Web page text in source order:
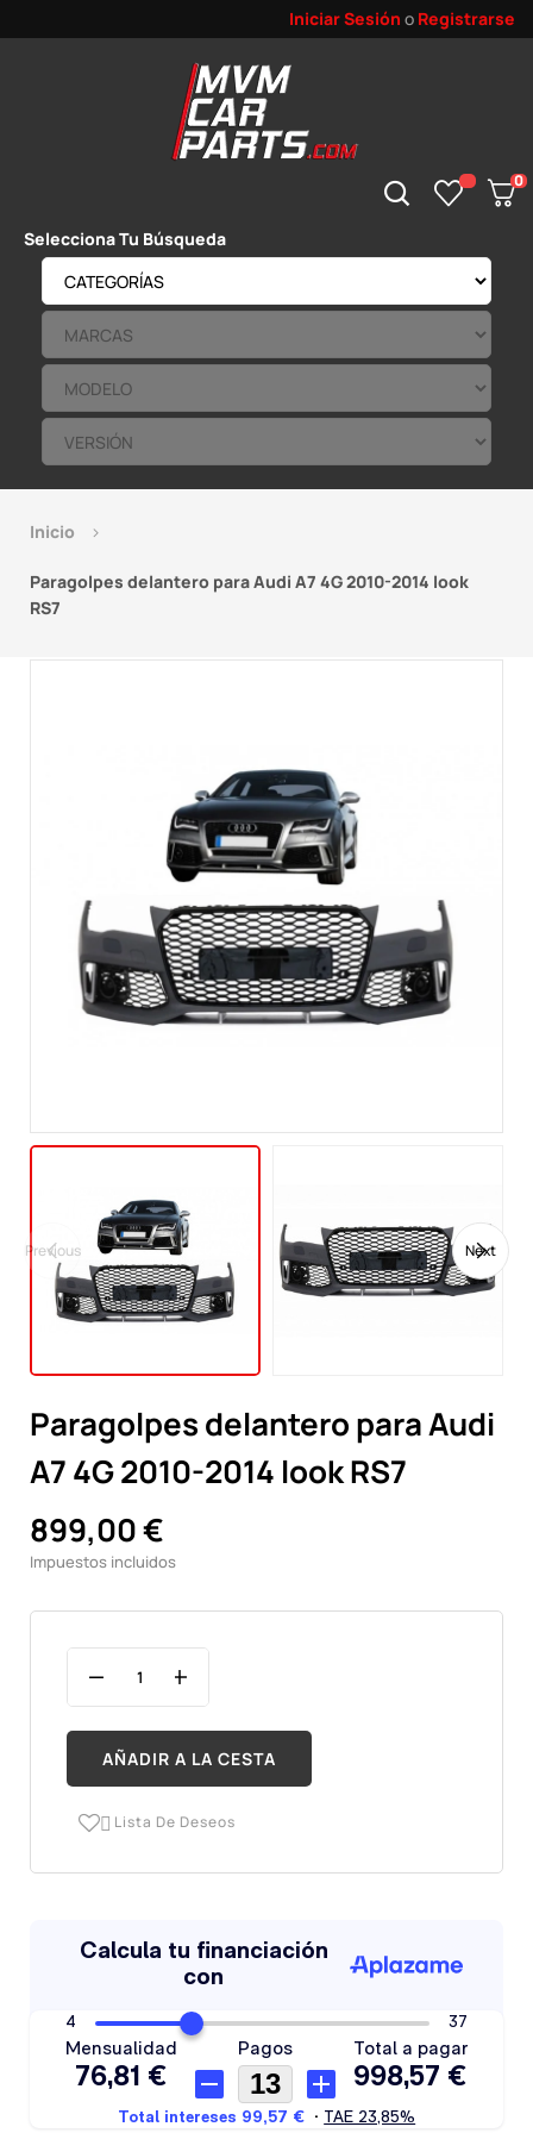
Iniciar Sesión o Registrarse
0
Selecciona Tu Búsqueda
Inicio
Paragolpes delantero para Audi A7 4G 2010-2014 look
RS7
Previous Next
Paragolpes delantero para Audi
A7 4G 2010-2014 look RS7
899,00 €
Impuestos incluidos
AÑADIR A LA CESTA
 Lista De Deseos